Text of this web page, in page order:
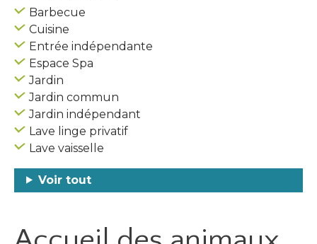
Barbecue
Cuisine
Entrée indépendante
Espace Spa
Jardin
Jardin commun
Jardin indépendant
Lave linge privatif
Lave vaisselle
Voir tout